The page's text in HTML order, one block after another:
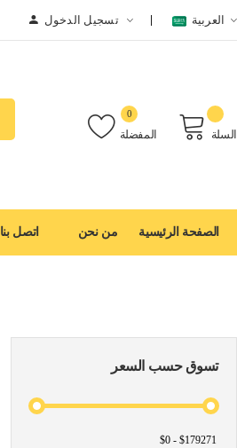
تسجيل الدخول العربية
المفضلة
0
السلة
الصفحة الرئيسية من نحن اتصل بنا
تسوق حسب السعر